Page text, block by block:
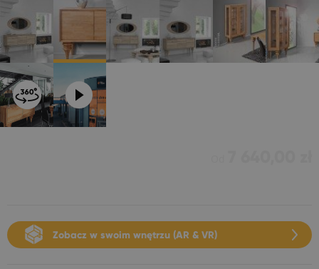
Zobacz w swoim wnętrzu (AR & VR)